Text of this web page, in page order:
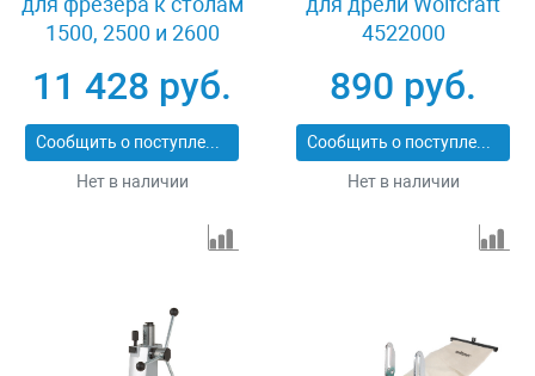
1500, 2500 и 2600
11 428 руб.
Сообщить о поступлении
Нет в наличии
4522000
890 руб.
Сообщить о поступлении
Нет в наличии